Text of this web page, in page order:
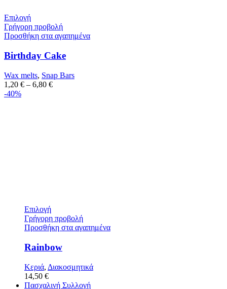
Επιλογή
Γρήγορη προβολή
Προσθήκη στα αγαπημένα
Rainbow
Κεριά, Διακοσμητικά
14,50 €
Πασχαλινή Συλλογή
Επιλογή
Γρήγορη προβολή
Προσθήκη στα αγαπημένα
Birthday Cake
Wax melts, Snap Bars
1,20 € – 6,80 €
-40%